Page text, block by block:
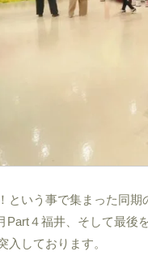
という事で集まった同
Part４福井、そして最後
入しております。